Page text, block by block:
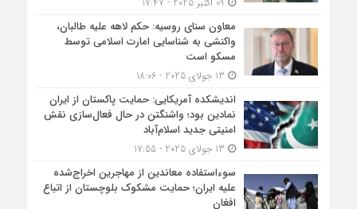
معاون سنای روسیه: حکم لاهه علیه طالبان،
واکنشی به شناسایی امارت اسلامی توسط
مسکو است
اندیشکده آمریکایی: حمایت پاکستان از ایران
نمادین بود؛ واشنگتن در حال فعال‌سازی نقش
امنیتی جدید اسلام‌آباد
سوءاستفاده معاندین از مهاجرین اخراج‌شده
علیه ایران؛ حمایت مشکوک بلوچستان از اتباع
افغان